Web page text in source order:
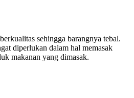
sehingga barangnya tebal.
diperlukan dalam hal memasak
makanan yang dimasak.